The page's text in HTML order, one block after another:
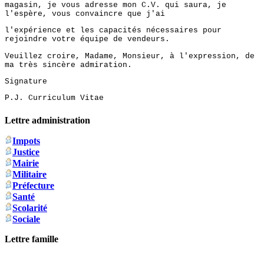
magasin, je vous adresse mon C.V. qui saura, je
l'espère, vous convaincre que j'ai
l'expérience et les capacités nécessaires pour
rejoindre votre équipe de vendeurs.
Veuillez croire, Madame, Monsieur, à l'expression, de
ma très sincère admiration.
Signature
P.J. Curriculum Vitae
Lettre administration
Impots
Justice
Mairie
Militaire
Préfecture
Santé
Scolarité
Sociale
Lettre famille